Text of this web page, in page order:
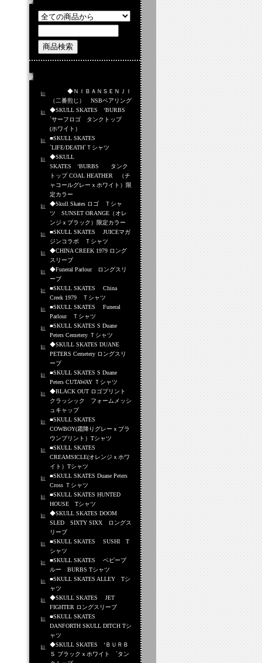
◆ＮＩＢＡＮＳＥＮＪＩ
（二番煎じ） NSBベアリング
◆SKULL SKATES ‘BURBS
`サーフロゴ タンクトップ
(ホワイト）
■SKULL SKATES
`LIFE/DEATH`Ｔシャツ
◆SKULL
SKATES ‘BURBS タンク
トップ COAL HEATHER （チ
ャコールグレーｘホワイト）限
定カラー
◆Skull Skates ロゴ Ｔシャ
ツ SUNSET ORANGE（オレ
ンジｘブラック）限定カラー
■SKULL SKATES JUICEマガ
ジンコラボ Ｔシャツ
◆CHINA CREEK 1979 ロング
スリーブ
◆Funeral Parlour ロングスリ
ーブ
■SKULL SKATES China
Creek 1979 Ｔシャツ
■SKULL SKATES Funeral
Parlour Ｔシャツ
■SKULL SKATES S Duane
Peters Cemetery Ｔシャツ
◆SKULL SKATES DUANE
PETERS Cemetery ロングスリ
ーブ
■SKULL SKATES S Duane
Peters CUTAWAY Ｔシャツ
◆BLACK OUT ロゴプリント
クラッシック フォームメッシ
ュキャップ
■SKULL SKATES
COWBOY(霜降りグレーｘブラ
ウンプリント）Tシャツ
■SKULL SKATES
CREAMSICLE(オレンジｘホワ
イト）Tシャツ
■SKULL SKATES Duane Peters
Cross Ｔシャツ
■SKULL SKATES HUNTED
HOUSE Tシャツ
◆SKULL SKATES DOOM
SLED SIXTY SIXX ロングス
リーブ
■SKULL SKATES SUSHI T
シャツ
■SKULL SKATES ベビーブ
ルー BURBS Tシャツ
■SKULL SKATES ALLEY Tシ
ャツ
◆SKULL SKATES JET
FIGHTER ロングスリーブ
■SKULL SKATES
DANFORTH SKULL DITCH Tシ
ャツ
◆SKULL SKATES ‘ＢＵＲＢ
Ｓ ブラックｘホワイト `タン